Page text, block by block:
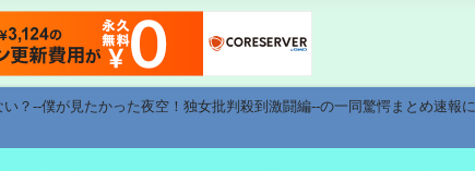
？--僕が見たかった夜空！独女批判殺到激闘編--の一同驚愕まとめ速報